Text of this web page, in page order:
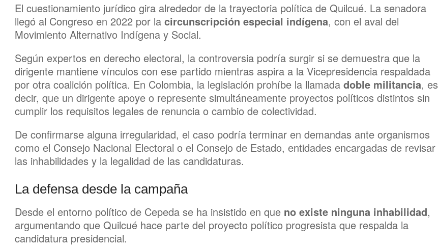
El cuestionamiento jurídico gira alrededor de la trayectoria política de Quilcué. La senadora
llegó al Congreso en 2022 por la circunscripción especial indígena, con el aval del
Movimiento Alternativo Indígena y Social.
Según expertos en derecho electoral, la controversia podría surgir si se demuestra que la
dirigente mantiene vínculos con ese partido mientras aspira a la Vicepresidencia respaldada
por otra coalición política. En Colombia, la legislación prohíbe la llamada doble militancia, es
decir, que un dirigente apoye o represente simultáneamente proyectos políticos distintos sin
cumplir los requisitos legales de renuncia o cambio de colectividad.
De confirmarse alguna irregularidad, el caso podría terminar en demandas ante organismos
como el Consejo Nacional Electoral o el Consejo de Estado, entidades encargadas de revisar
las inhabilidades y la legalidad de las candidaturas.
La defensa desde la campaña
Desde el entorno político de Cepeda se ha insistido en que no existe ninguna inhabilidad,
argumentando que Quilcué hace parte del proyecto político progresista que respalda la
candidatura presidencial.